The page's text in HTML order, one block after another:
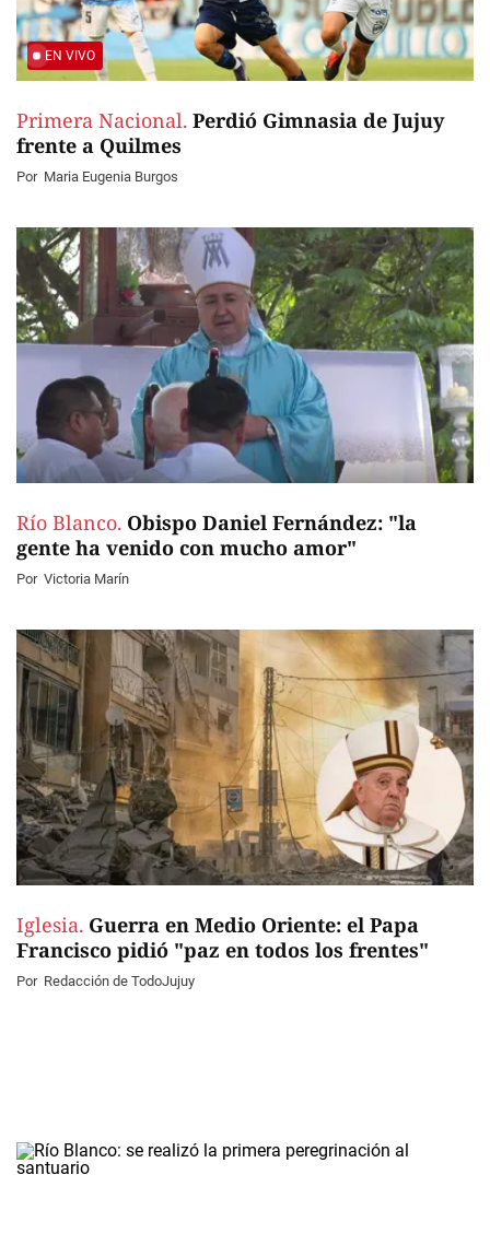
EN VIVO
Primera Nacional. Perdió Gimnasia de Jujuy
frente a Quilmes
Por Maria Eugenia Burgos
Río Blanco. Obispo Daniel Fernández: "la
gente ha venido con mucho amor"
Por Victoria Marín
Iglesia. Guerra en Medio Oriente: el Papa
Francisco pidió "paz en todos los frentes"
Por Redacción de TodoJujuy